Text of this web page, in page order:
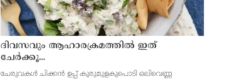
ദിവസവും ആഹാരക്രമത്തിൽ ഇത്
ചേർക്കൂ...
ചേരുവകൾ ചിക്കൻ ഉപ്പ് കുരുമുളകുപൊടി ഒലിവെണ്ണ